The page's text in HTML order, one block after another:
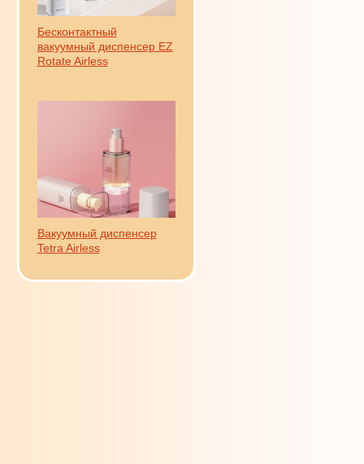
Бесконтактный
вакуумный диспенсер EZ
Rotate Airless
Вакуумный диспенсер
Tetra Airless